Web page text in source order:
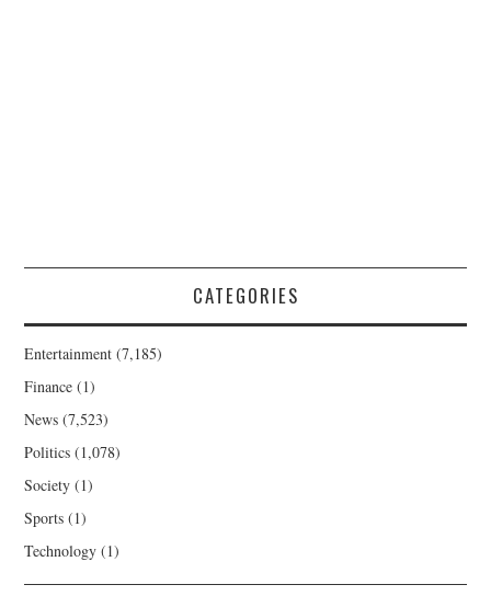
CATEGORIES
Entertainment (7,185)
Finance (1)
News (7,523)
Politics (1,078)
Society (1)
Sports (1)
Technology (1)